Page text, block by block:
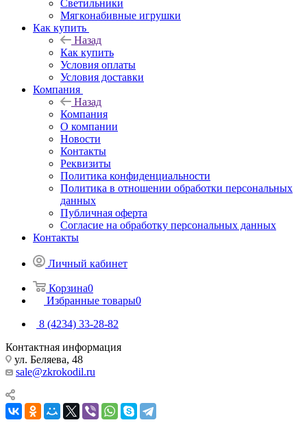
Светильники
Мягконабивные игрушки
Как купить
Назад
Как купить
Условия оплаты
Условия доставки
Компания
Назад
Компания
О компании
Новости
Контакты
Реквизиты
Политика конфиденциальности
Политика в отношении обработки персональных
данных
Публичная оферта
Согласие на обработку персональных данных
Контакты
Личный кабинет
Корзина0
Избранные товары0
8 (4234) 33-28-82
Контактная информация
ул. Беляева, 48
sale@zkrokodil.ru